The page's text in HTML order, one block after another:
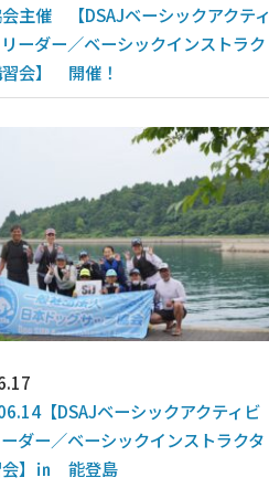
主催 【DSAJベーシックアクティ
ーダー／ベーシックインストラク
会】 開催！
【DSAJベーシックアクティビ
ダー／ベーシックインストラクタ
会】㏌ 能登島